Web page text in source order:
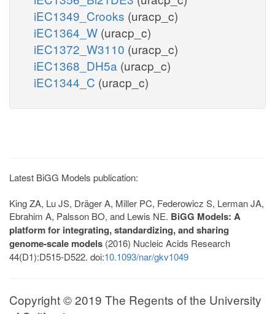
iEC1349_Crooks (uracp_c)
iEC1364_W (uracp_c)
iEC1372_W3110 (uracp_c)
iEC1368_DH5a (uracp_c)
iEC1344_C (uracp_c)
Latest BiGG Models publication:
King ZA, Lu JS, Dräger A, Miller PC, Federowicz S, Lerman JA,
Ebrahim A, Palsson BO, and Lewis NE. BiGG Models: A
platform for integrating, standardizing, and sharing
genome-scale models (2016) Nucleic Acids Research
44(D1):D515-D522. doi:10.1093/nar/gkv1049
Copyright © 2019 The Regents of the University